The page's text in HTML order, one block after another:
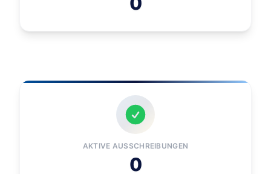
AKTIVE AUSSCHREIBUNGEN
0